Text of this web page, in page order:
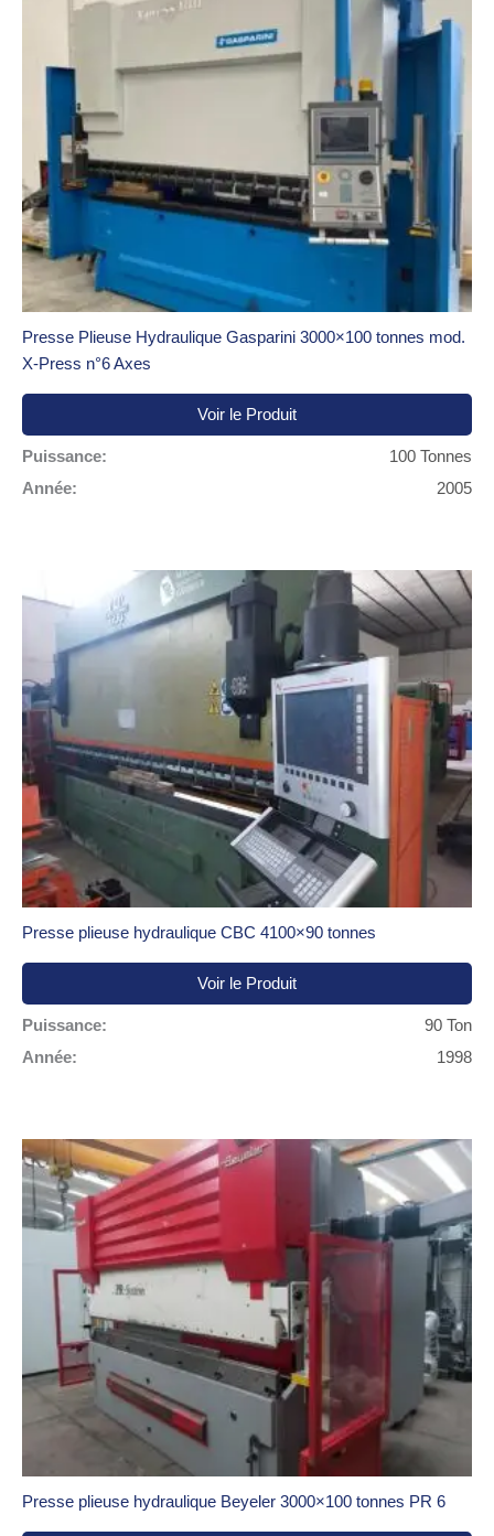
Presse Plieuse Hydraulique Gasparini 3000×100 tonnes mod.
X-Press n°6 Axes
Voir le Produit
Puissance:
100 Tonnes
Année:
2005
Presse plieuse hydraulique CBC 4100×90 tonnes
Voir le Produit
Puissance:
90 Ton
Année:
1998
Presse plieuse hydraulique Beyeler 3000×100 tonnes PR 6